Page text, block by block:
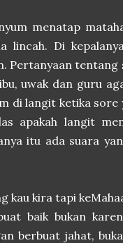
menatap
Di
Pertanyaan tentang
uwak dan guru
di langit ketika
apakah langit
itu ada suara
kau kira tapi
baik bukan
berbuat jahat,